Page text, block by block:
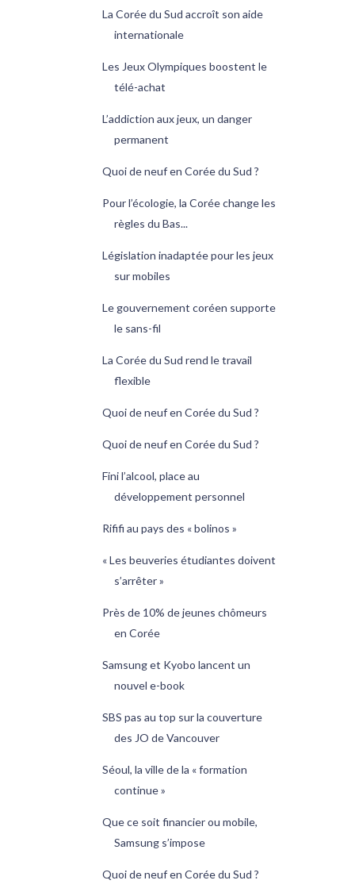
La Corée du Sud accroît son aide
internationale
Les Jeux Olympiques boostent le
télé-achat
L’addiction aux jeux, un danger
permanent
Quoi de neuf en Corée du Sud ?
Pour l’écologie, la Corée change les
règles du Bas...
Législation inadaptée pour les jeux
sur mobiles
Le gouvernement coréen supporte
le sans-fil
La Corée du Sud rend le travail
flexible
Quoi de neuf en Corée du Sud ?
Quoi de neuf en Corée du Sud ?
Fini l’alcool, place au
développement personnel
Rififi au pays des « bolinos »
« Les beuveries étudiantes doivent
s’arrêter »
Près de 10% de jeunes chômeurs
en Corée
Samsung et Kyobo lancent un
nouvel e-book
SBS pas au top sur la couverture
des JO de Vancouver
Séoul, la ville de la « formation
continue »
Que ce soit financier ou mobile,
Samsung s’impose
Quoi de neuf en Corée du Sud ?